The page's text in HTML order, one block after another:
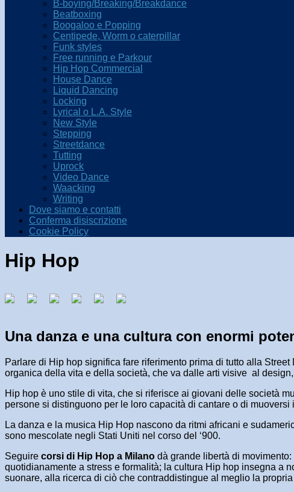
B-boying/Breaking/Breakdance
Beatboxing
Boogaloo e Popping
Centipede, Worm o caterpillar
Funk styles
Free running e Parkour
Hip Hop Commercial
House Dance
Liquid Dancing
Locking
Lyrical o L.A. Style
New Style
Stepping
Streetdance
Tutting
Uprock
Video Dance
Waacking
Writing
Dove siamo e contatti
Conferma disiscrizione
Cookie Policy
Hip Hop
Una danza e una cultura con enormi
Parlare di Hip hop significa fare riferimento prima di tutto alla
organica della vita e della società, che va dalle arti visive al
Hip hop è uno stile di vita, che si riferisce ai giovani delle società
persone si distinguono per le loro capacità di cantare o di
La danza e la musica Hip Hop nascono da ritmi africani e
sono mescolate negli Stati Uniti nel corso del ‘900.
Seguire corsi di Hip Hop a Milano dà grande libertà di
quotidianamente a stress e formalità; la cultura Hip hop insegna a
suonare, alla ricerca di ciò che contraddistingue al meglio la